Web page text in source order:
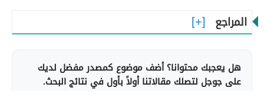
المراجع
هل يعجبك محتوانا؟ أضف موضوع كمصدر مفضل لديك
على جوجل لتصلك مقالاتنا أولاً بأول في نتائج البحث.